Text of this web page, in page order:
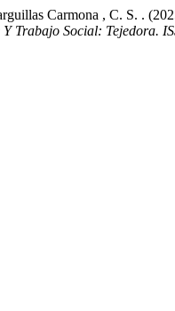
Carmona , C. S.
Trabajo Social: Tejedora.